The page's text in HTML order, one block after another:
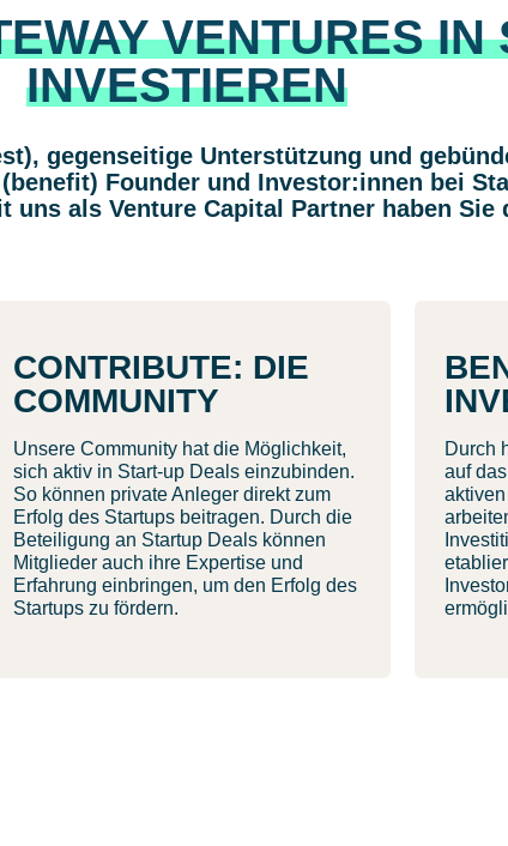
VENTURES IN
INVESTIEREN
gegenseitige Unterstützung und
Founder und Investor:innen bei
uns als Venture Capital Partner haben Sie
CONTRIBUTE: DIE
COMMUNITY
Unsere Community hat die Möglichkeit,
sich aktiv in Start-up Deals einzubinden.
So können private Anleger direkt zum
Erfolg des Startups beitragen. Durch die
Beteiligung an Startup Deals können
Mitglieder auch ihre Expertise und
Erfahrung einbringen, um den Erfolg des
Startups zu fördern.
Durch
auf